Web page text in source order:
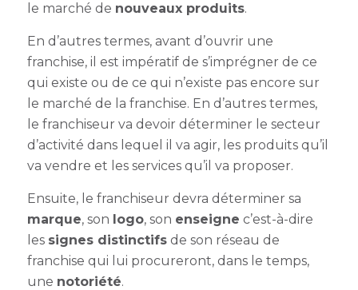
le marché de nouveaux produits.
En d’autres termes, avant d’ouvrir une
franchise, il est impératif de s’imprégner de ce
qui existe ou de ce qui n’existe pas encore sur
le marché de la franchise. En d’autres termes,
le franchiseur va devoir déterminer le secteur
d’activité dans lequel il va agir, les produits qu’il
va vendre et les services qu’il va proposer.
Ensuite, le franchiseur devra déterminer sa
marque, son logo, son enseigne c’est-à-dire
les signes distinctifsde son réseau de
franchise qui lui procureront, dans le temps,
une notoriété.